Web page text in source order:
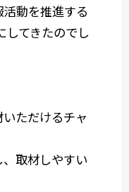
動を推進する
してきたのでし
ただけるチャ
取材しやすい